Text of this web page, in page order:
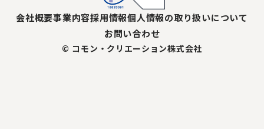
会社概要事業内容採用情報個人情報の取り扱いについて
お問い合わせ
© コモン・クリエーション株式会社